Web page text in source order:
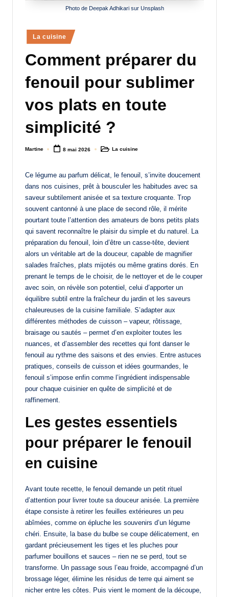
Photo de Deepak Adhikari sur Unsplash
Posted
in
La cuisine
Comment préparer du
fenouil pour sublimer
vos plats en toute
simplicité ?
Posted
Martine 8 mai 2026
PostedLa cuisine
Ce légume au parfum délicat, le fenouil, s’invite doucement
dans nos cuisines, prêt à bousculer les habitudes avec sa
saveur subtilement anisée et sa texture croquante. Trop
souvent cantonné à une place de second rôle, il mérite
pourtant toute l’attention des amateurs de bons petits plats
qui savent reconnaître le plaisir du simple et du naturel. La
préparation du fenouil, loin d’être un casse-tête, devient
alors un véritable art de la douceur, capable de magnifier
salades fraîches, plats mijotés ou même gratins dorés. En
prenant le temps de le choisir, de le nettoyer et de le couper
avec soin, on révèle son potentiel, celui d’apporter un
équilibre subtil entre la fraîcheur du jardin et les saveurs
chaleureuses de la cuisine familiale. S’adapter aux
différentes méthodes de cuisson – vapeur, rôtissage,
braisage ou sautés – permet d’en exploiter toutes les
nuances, et d’assembler des recettes qui font danser le
fenouil au rythme des saisons et des envies. Entre astuces
pratiques, conseils de cuisson et idées gourmandes, le
fenouil s’impose enfin comme l’ingrédient indispensable
pour chaque cuisinier en quête de simplicité et de
raffinement.
Les gestes essentiels
pour préparer le fenouil
en cuisine
Avant toute recette, le fenouil demande un petit rituel
d’attention pour livrer toute sa douceur anisée. La première
étape consiste à retirer les feuilles extérieures un peu
abîmées, comme on épluche les souvenirs d’un légume
chéri. Ensuite, la base du bulbe se coupe délicatement, en
gardant précieusement les tiges et les pluches pour
parfumer bouillons et sauces – rien ne se perd, tout se
transforme. Un passage sous l’eau froide, accompagné d’un
brossage léger, élimine les résidus de terre qui aiment se
nicher entre les côtes. Puis vient le moment de la découpe,